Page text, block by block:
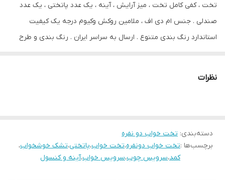
تخت ، کفی کامل تخت ، میز آرایش ، آینه ، یک عدد پاتختی ، یک عدد
صندلی . جنس ام دی اف ، ملامین روکش وکیوم درجه یک کیفیت
استاندارد رنگ بندی متنوع . ارسال به سراسر ایران . رنگ بندی و طرح
نظرات
دسته‌بندی: تخت خواب دو نفره
برچسب‌ها :تخت خواب دونفره،تخت خواب،پاتختی،تشک خوشخواب،
کمد،سرویس چوب،سرویس خواب،آینه و کنسول